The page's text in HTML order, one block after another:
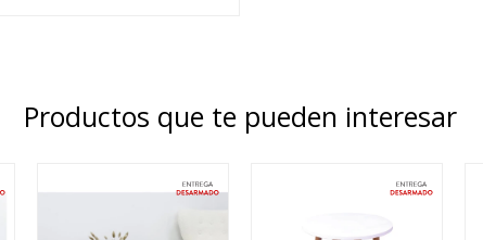
Productos que te pueden interesar